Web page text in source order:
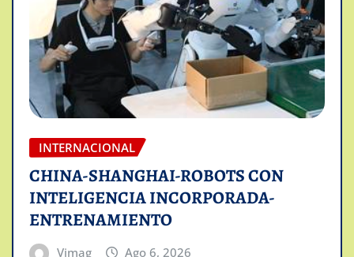
INTERNACIONAL
CHINA-SHANGHAI-ROBOTS CON
INTELIGENCIA INCORPORADA-
ENTRENAMIENTO
Vimag Ago 6, 2026